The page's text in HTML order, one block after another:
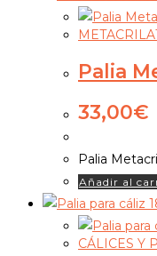
Palia
33,00€
Palia
Añadir al
CÁLICES Y